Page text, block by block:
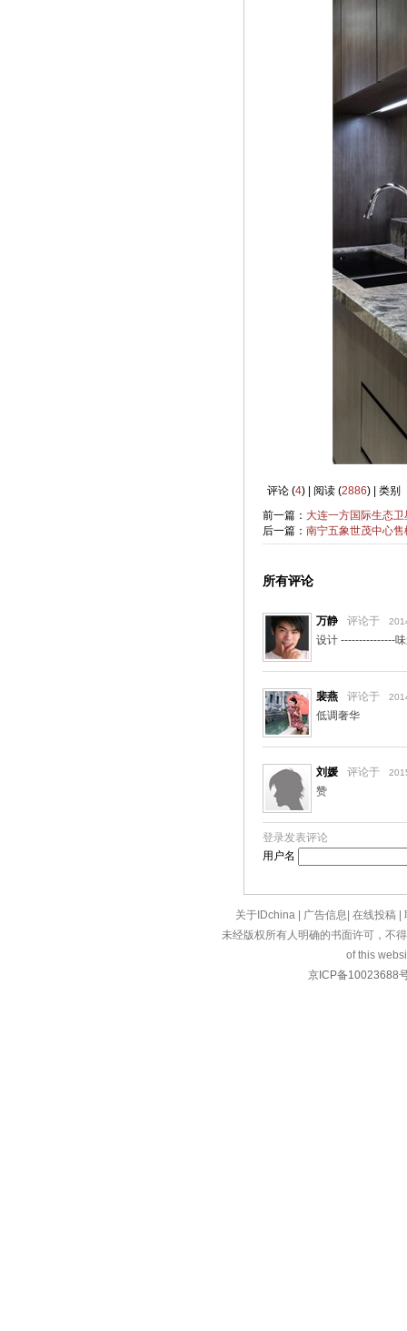
评论 (4) | 阅读 (2886) | 类别
前一篇： 大连一方国际生态
后一篇： 南宁五象世茂中心售
所有评论
万静 评论于
设计 ---------------
裴燕 评论于
低调奢华
刘媛 评论于
赞
登录发表评论
用户名
关于IDchina 广告信息 在线投稿
未经版权所有人明确的书面许可，不
of this
京ICP备10023688